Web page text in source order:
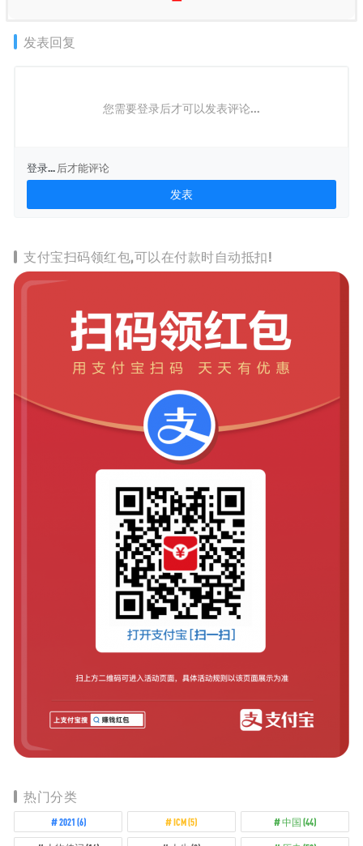
发表回复
您需要登录后才可以发表评论...
登录... 后才能评论
支付宝扫码领红包,可以在付款时自动抵扣!
热门分类
2021 (6) ICM(5) 中国 (44)